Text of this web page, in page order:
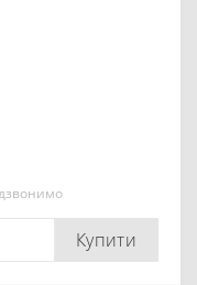
Купити